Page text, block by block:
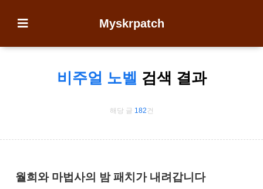
Myskrpatch
비주얼 노벨 검색 결과
해당 글 182건
월희와 마법사의 밤 패치가 내려갑니다